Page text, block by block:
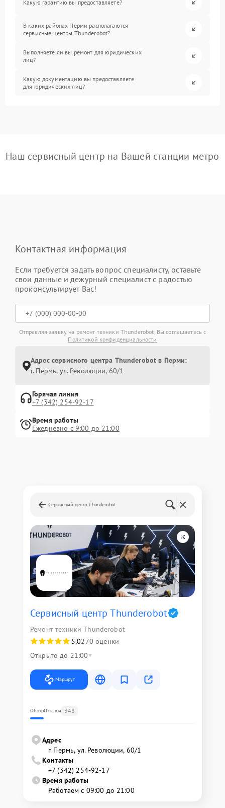
Какую гарантию вы предоставляете?
В каких районах Перми располагаются
сервисные центры Thunderobot?
Выполняете ли вы ремонт для юридических
лиц?
Какую документацию вы предоставляете
для юридических лиц?
Наш сервисный центр на Вашей станции метро
Контактная информация
Если требуется задать вопрос специалисту, оставьте
свои данные и дежурный специалист с радостью
проконсультирует Вас!
Отправляя заявку на ремонт техники Thunderobot, Вы соглашаетесь с
Политикой конфиденциальности
Адрес сервисного центра Thunderobot в Перми:
г. Пермь, ул. ​Революции, 60/1
Горячая линия
+7 (342) 254-92-17
Время работы
Ежедневно с 9:00 до 21:00
Сервисный центр Thunderobot
Сервисный центр Thunderobot
Ремонт техники Thunderobot
5,0270 оценки
Открыто до 21:00
Маршрут
ОбзорОтзывы 348
Адрес
г. Пермь, ул. ​Революции, 60/1
Контакты
+7 (342) 254-92-17
Время работы
Работаем с 09:00 до 21:00